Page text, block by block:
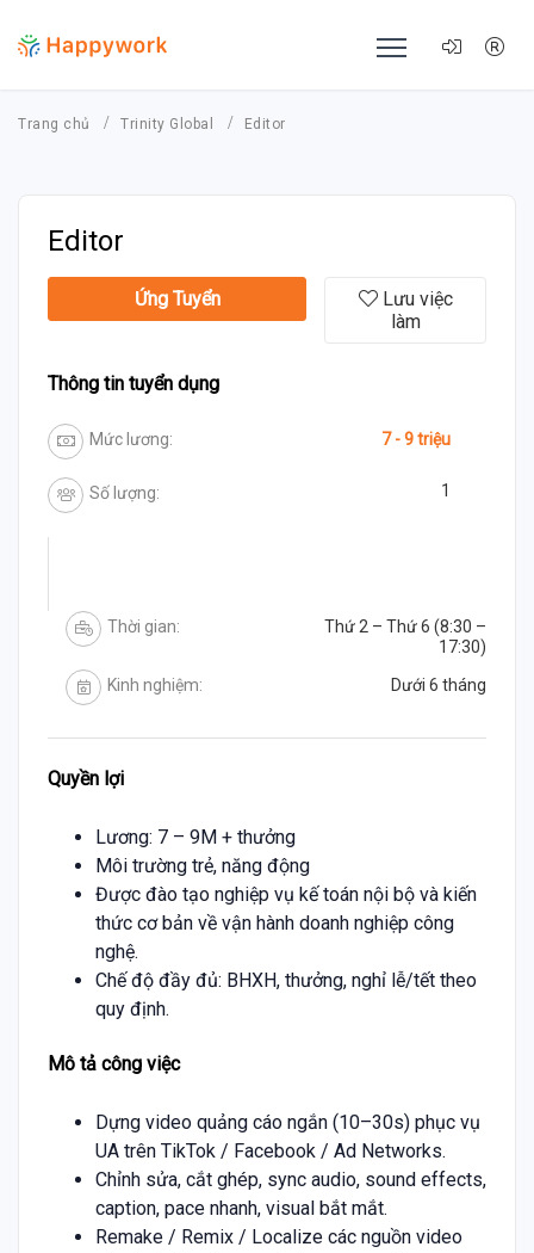
Trang chủ Trinity Global Editor
Editor
Ứng Tuyển
Lưu việc
làm
Thông tin tuyển dụng
Mức lương: 7 - 9 triệu
Số lượng: 1
Thời gian:
Thứ 2 – Thứ 6 (8:30 –
17:30)
Kinh nghiệm:
Dưới 6 tháng
Quyền lợi
Lương: 7 – 9M + thưởng
Môi trường trẻ, năng động
Được đào tạo nghiệp vụ kế toán nội bộ và kiến
thức cơ bản về vận hành doanh nghiệp công
nghệ.
Chế độ đầy đủ: BHXH, thưởng, nghỉ lễ/tết theo
quy định.
Mô tả công việc
Dựng video quảng cáo ngắn (10–30s) phục vụ
UA trên TikTok / Facebook / Ad Networks.
Chỉnh sửa, cắt ghép, sync audio, sound effects,
caption, pace nhanh, visual bắt mắt.
Remake / Remix / Localize các nguồn video